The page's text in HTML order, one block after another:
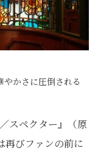
かさに圧倒される
スペクター』（原
再びファンの前に